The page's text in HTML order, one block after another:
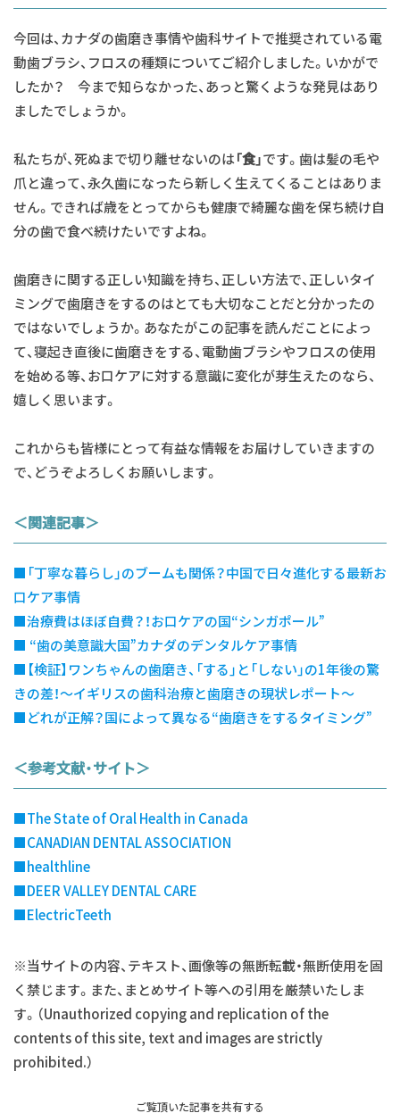
今回は、カナダの歯磨き事情や歯科サイトで推奨されている電
動歯ブラシ、フロスの種類についてご紹介しました。いかがで
したか？ 今まで知らなかった、あっと驚くような発見はあり
ましたでしょうか。
私たちが、死ぬまで切り離せないのは「食」です。歯は髪の毛や
爪と違って、永久歯になったら新しく生えてくることはありま
せん。できれば歳をとってからも健康で綺麗な歯を保ち続け自
分の歯で食べ続けたいですよね。
歯磨きに関する正しい知識を持ち、正しい方法で、正しいタイ
ミングで歯磨きをするのはとても大切なことだと分かったの
ではないでしょうか。あなたがこの記事を読んだことによっ
て、寝起き直後に歯磨きをする、電動歯ブラシやフロスの使用
を始める等、お口ケアに対する意識に変化が芽生えたのなら、
嬉しく思います。
これからも皆様にとって有益な情報をお届けしていきますの
で、どうぞよろしくお願いします。
＜関連記事＞
■「丁寧な暮らし」のブームも関係？中国で日々進化する最新お
口ケア事情
■治療費はほぼ自費？！お口ケアの国“シンガポール”
■ “歯の美意識大国”カナダのデンタルケア事情
■【検証】ワンちゃんの歯磨き、「する」と「しない」の1年後の驚
きの差！～イギリスの歯科治療と歯磨きの現状レポート～
■どれが正解？国によって異なる“歯磨きをするタイミング”
＜参考文献・サイト＞
■The State of Oral Health in Canada
■CANADIAN DENTAL ASSOCIATION
■healthline
■DEER VALLEY DENTAL CARE
■ElectricTeeth
※当サイトの内容、テキスト、画像等の無断転載・無断使用を固
く禁じます。また、まとめサイト等への引用を厳禁いたしま
す。（Unauthorized copying and replication of the
contents of this site, text and images are strictly
prohibited.）